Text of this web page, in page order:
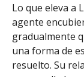
Lo que eleva a
agente
gradualmente
una forma de
resuelto. Su